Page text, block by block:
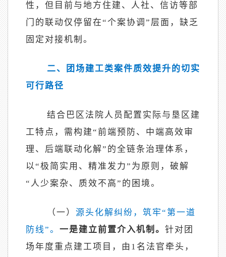
性，但目前与地方住建、人社、信访等部
门的联动仅停留在“个案协调”层面，缺乏
固定对接机制。
二、团场建工类案件质效提升的切实
可行路径
结合巴区法院人员配置实际与垦区建
工特点，需构建“前端预防、中端高效审
理、后端联动化解”的全链条治理体系，
以“极简实用、精准发力”为原则，破解
“人少案杂、质效不高”的困境。
（一） 源头化解纠纷，筑牢“第一道
防线”。 一是建立前置介入机制。 针对团
场年度重点建工项目，由 1名法官牵头，